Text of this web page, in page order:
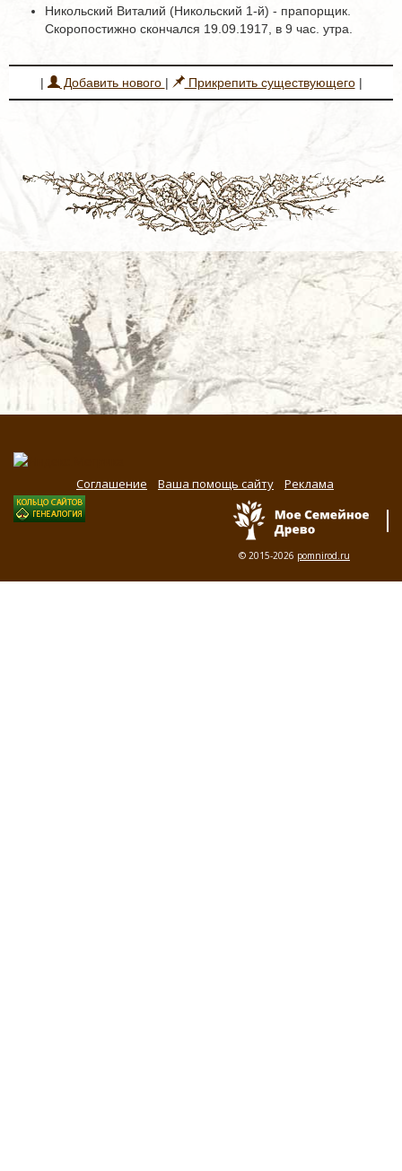
Никольский Виталий (Никольский 1-й) - прапорщик.
Скоропостижно скончался 19.09.1917, в 9 час. утра.
| Добавить нового | Прикрепить существующего|
Соглашение Ваша помощь сайту Реклама
© 2015-2026 pomnirod.ru